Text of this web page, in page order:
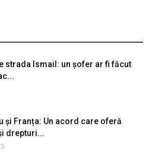
strada Ismail: un șofer ar fi făcut
și Franța: Un acord care oferă
drepturi...